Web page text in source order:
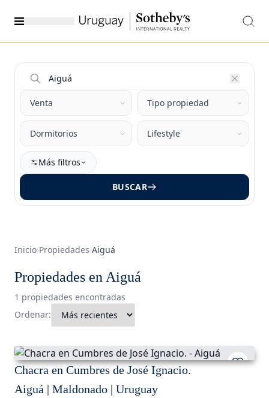
Más filtros
BUSCAR
Inicio›Propiedades›Aiguá
Propiedades en Aiguá
1 propiedades encontradas
Ordenar:
Chacra en Cumbres de José Ignacio.
Aiguá | Maldonado | Uruguay